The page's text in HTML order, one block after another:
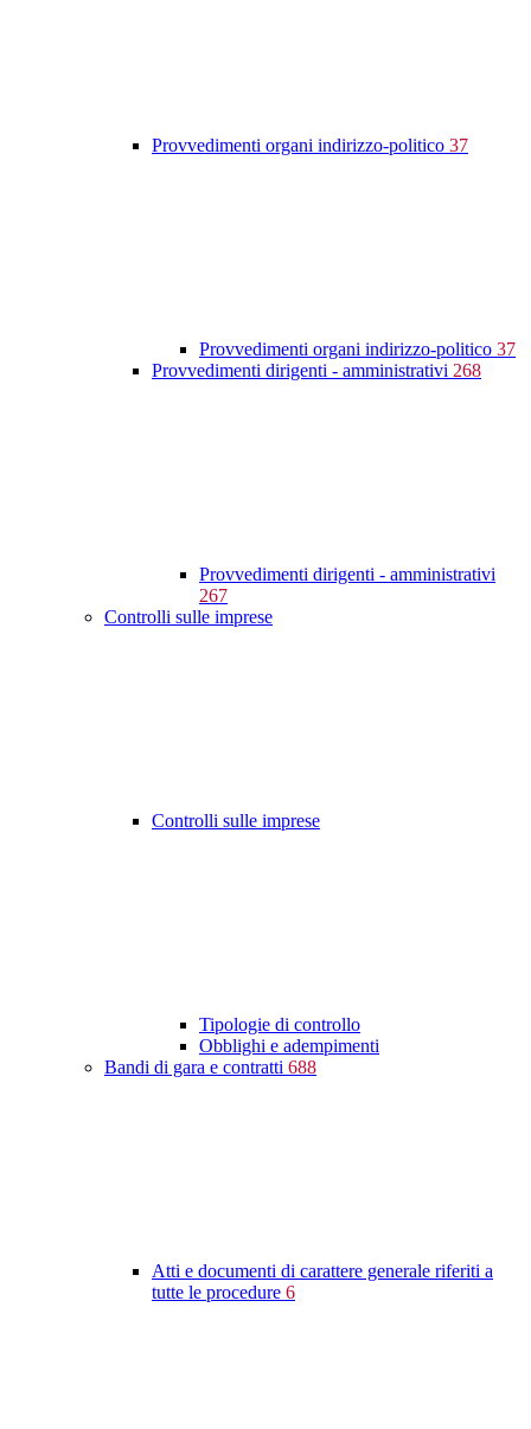
Provvedimenti organi indirizzo-politico 37
Provvedimenti organi indirizzo-politico 37
Provvedimenti dirigenti - amministrativi 268
Provvedimenti dirigenti - amministrativi
267
Controlli sulle imprese
Controlli sulle imprese
Tipologie di controllo
Obblighi e adempimenti
Bandi di gara e contratti 688
Atti e documenti di carattere generale riferiti a
tutte le procedure 6